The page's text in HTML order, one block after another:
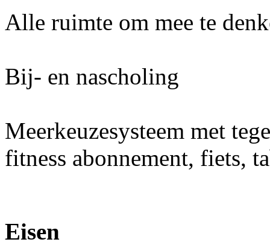
Alle ruimte om mee te
Bij- en nascholing
Meerkeuzesysteem met
fitness abonnement, fiets,
Eisen